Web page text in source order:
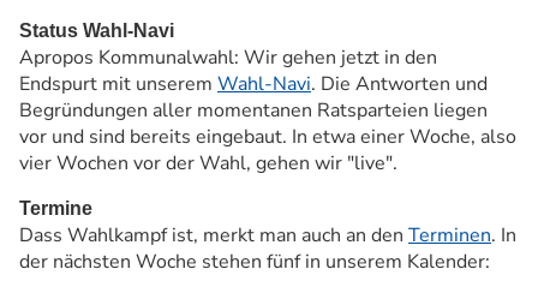
Status Wahl-Navi
Apropos Kommunalwahl: Wir gehen jetzt in den
Endspurt mit unserem Wahl-Navi. Die Antworten und
Begründungen aller momentanen Ratsparteien liegen
vor und sind bereits eingebaut. In etwa einer Woche, also
vier Wochen vor der Wahl, gehen wir "live".
Termine
Dass Wahlkampf ist, merkt man auch an den Terminen. In
der nächsten Woche stehen fünf in unserem Kalender: